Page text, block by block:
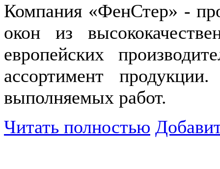
Компания «ФенСтер» -
окон из
европейских
ассортимент
выполняемых работ.
Читать полностью